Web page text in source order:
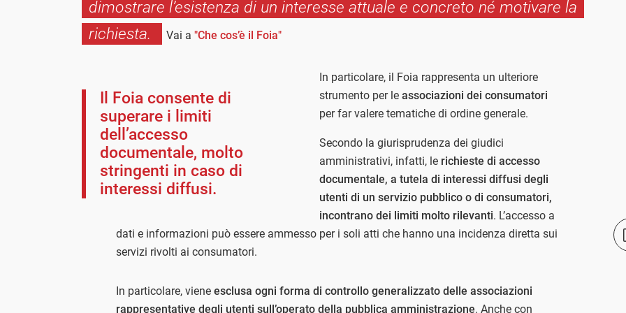
dimostrare l’esistenza di un interesse attuale e concreto né motivare la
richiesta.
Vai a "Che cos’è il Foia"
Il Foia consente di
superare i limiti
dell’accesso
documentale, molto
stringenti in caso di
interessi diffusi.
In particolare, il Foia rappresenta un ulteriore
strumento per le associazioni dei consumatori
per far valere tematiche di ordine generale.
Secondo la giurisprudenza dei giudici
amministrativi, infatti, le richieste di accesso
documentale, a tutela di interessi diffusi degli
utenti di un servizio pubblico o di consumatori,
incontrano dei limiti molto rilevanti. L’accesso a
dati e informazioni può essere ammesso per i soli atti che hanno una incidenza diretta sui
servizi rivolti ai consumatori.
In particolare, viene esclusa ogni forma di controllo generalizzato delle associazioni
rappresentative degli utenti sull’operato della pubblica amministrazione. Anche con